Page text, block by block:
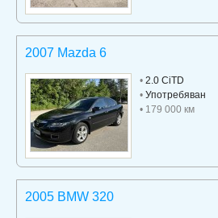
2007 Mazda 6
• 2.0 CiTD
• Употребяван
• 179 000 км
2005 BMW 320